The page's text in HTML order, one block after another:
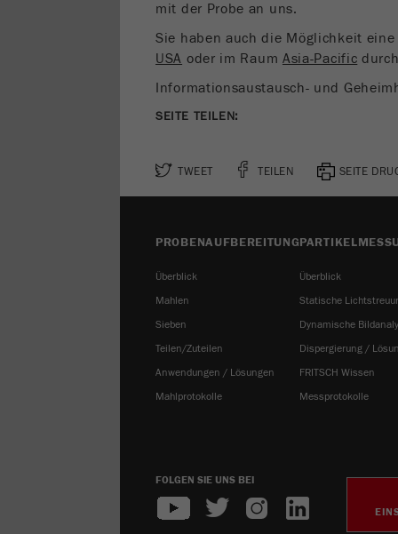
mit der Probe an uns.
Sie haben auch die Möglichkeit
USA oder im Raum Asia-Pacific
Informationsaustausch- und
SEITE TEILEN:
TWEET TEILEN SEITE
PROBENAUFBEREITUNG
Überblick
Mahlen
Sieben
Teilen/Zuteilen
Anwendungen / Lösungen
Mahlprotokolle
Überblick
Statische
Dynamische
Dispergierung /
FRITSCH Wissen
Messprotokolle
FOLGEN SIE UNS BEI